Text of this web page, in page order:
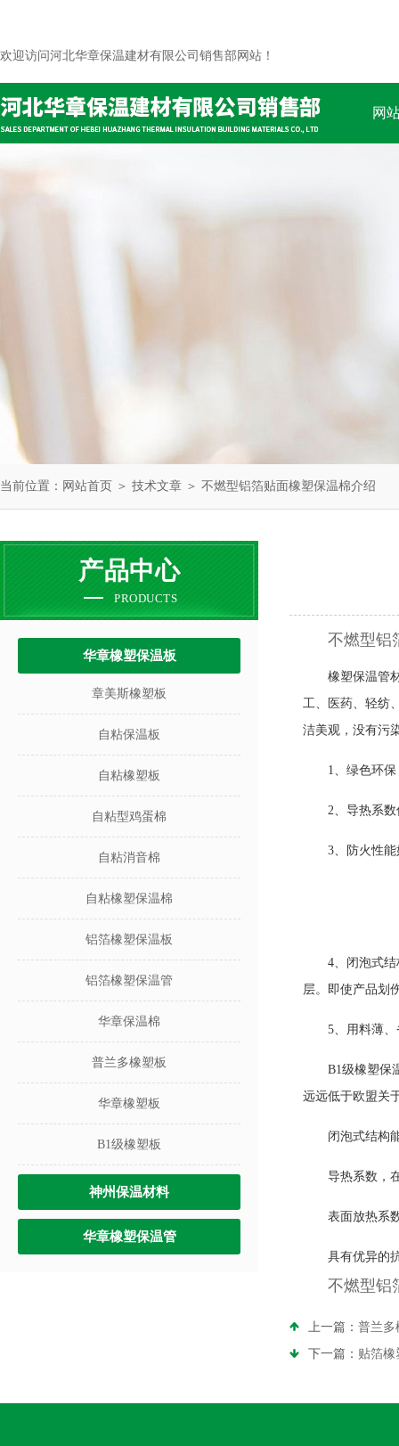
欢迎访问河北华章保温建材有限公司销售部网站！
网
当前位置： 网站首页 ＞ 技术文章 ＞ 不燃型铝箔贴面橡塑保温棉介绍
产品中心
PRODUCTS
华章橡塑保温板
章美斯橡塑板
自粘保温板
自粘橡塑板
自粘型鸡蛋棉
自粘消音棉
自粘橡塑保温棉
铝箔橡塑保温板
铝箔橡塑保温管
华章保温棉
普兰多橡塑板
华章橡塑板
B1级橡塑板
神州保温材料
华章橡塑保温管
不燃型铝
橡塑保温管
工、医药、轻纺
洁美观，没有污
1、绿色环
2、导热系
3、防火性
4、闭泡式
层。即使产品划
5、用料薄
B1级橡塑保
远远低于欧盟关
闭泡式结构
导热系数，
表面放热系
具有优异的
不燃型铝
上一篇： 普兰多
下一篇： 贴箔橡